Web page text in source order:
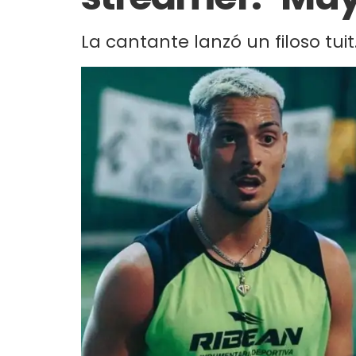
La cantante lanzó un filoso